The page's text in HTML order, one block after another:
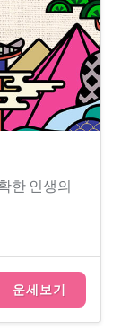
한 인생의
운세보기